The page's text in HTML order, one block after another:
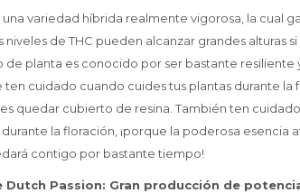
una variedad híbrida realmente vigorosa, la cual
niveles de THC pueden alcanzar grandes alturas
de planta es conocido por ser bastante resiliente
ten cuidado cuando cuides tus plantas durante la
quedar cubierto de resina. También ten
la floración, ¡porque la poderosa esencia
contigo por bastante tiempo!
Dutch Passion: Gran producción de